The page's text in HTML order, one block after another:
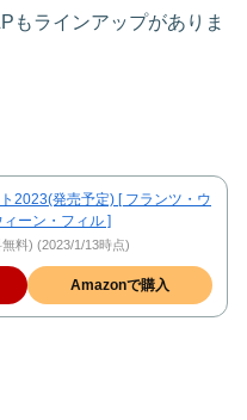
もラインアップがありま
2023(発売予定) [ フランツ・ウ
ーン・フィル ]
料) (2023/1/13時点)
Amazonで購入